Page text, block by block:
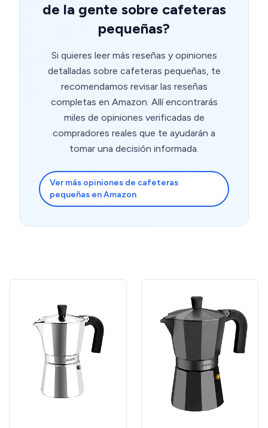
de la gente sobre cafeteras
pequeñas?
Si quieres leer más reseñas y opiniones
detalladas sobre cafeteras pequeñas, te
recomendamos revisar las reseñas
completas en Amazon. Allí encontrarás
miles de opiniones verificadas de
compradores reales que te ayudarán a
tomar una decisión informada.
Ver más opiniones de cafeteras
pequeñas en Amazon